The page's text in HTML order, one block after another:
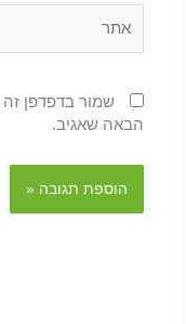
שמור בדפדפן
הבאה שאגיב.